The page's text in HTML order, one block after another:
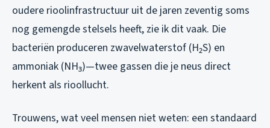
oudere rioolinfrastructuur uit de jaren zeventig soms
nog gemengde stelsels heeft, zie ik dit vaak. Die
bacteriën produceren zwavelwaterstof (H₂S) en
ammoniak (NH₃)—twee gassen die je neus direct
herkent als rioollucht.
Trouwens, wat veel mensen niet weten: een standaard